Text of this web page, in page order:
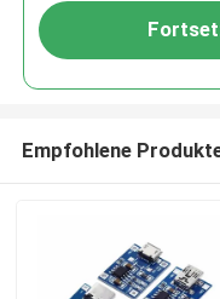
Empfohlene